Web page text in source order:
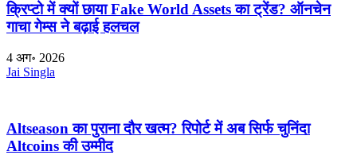
क्रिप्टो में क्यों छाया Fake World Assets का ट्रेंड? ऑनचेन
गाचा गेम्स ने बढ़ाई हलचल
4 अग॰ 2026
Jai Singla
Altseason का पुराना दौर खत्म? रिपोर्ट में अब सिर्फ चुनिंदा
Altcoins की उम्मीद